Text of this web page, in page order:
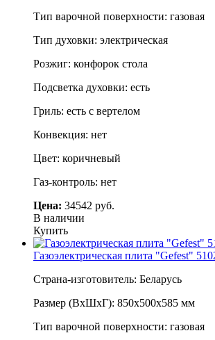
Тип варочной поверхности: газовая
Тип духовки: электрическая
Розжиг: конфорок стола
Подсветка духовки: есть
Гриль: есть с вертелом
Конвекция: нет
Цвет: коричневый
Газ-контроль: нет
Цена: 34542 руб.
В наличии
Купить
Газоэлектрическая плита "Gefest"
Страна-изготовитель: Беларусь
Размер (ВхШхГ): 850х500х585 мм
Тип варочной поверхности: газовая